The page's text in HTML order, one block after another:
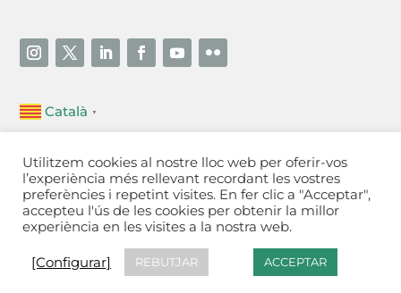
Català ▼
Unió Empresarial de l’Anoia (UEA)
Ctra. de Manresa, 131, 08700 – Igualada(Barcelona)
Tel 93 805 22 92
Contactar
de cookies [Configurar]
Fet a Igualada per Aladetres
Utilitzem cookies al nostre lloc web per oferir-vos
l’experiència més rellevant recordant les vostres
preferències i repetint visites. En fer clic a "Acceptar",
accepteu l'ús de les cookies per obtenir la millor
experiència en les visites a la nostra web.
[Configurar] REBUTJAR ACCEPTAR